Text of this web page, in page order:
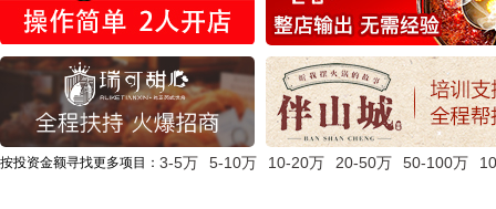
按投资金额寻找更多项目： 3-5万 5-10万 10-20万 20-50万 50-100万